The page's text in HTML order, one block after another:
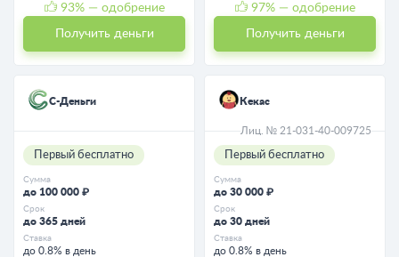
93% — одобрение
Получить деньги
97% — одобрение
Получить деньги
С-Деньги
Первый бесплатно
Сумма
до 100 000 ₽
Срок
до 365 дней
Ставка
до 0.8% в день
Кекас
Лиц. № 21-031-40-009725
Первый бесплатно
Сумма
до 30 000 ₽
Срок
до 30 дней
Ставка
до 0.8% в день